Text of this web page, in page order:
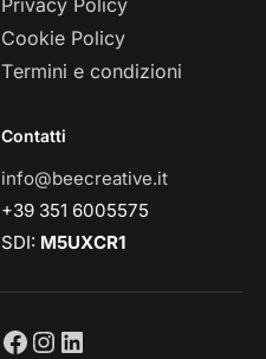
Privacy Policy
Cookie Policy
Termini e condizioni
Contatti
info@beecreative.it
+39 351 6005575
SDI: M5UXCR1